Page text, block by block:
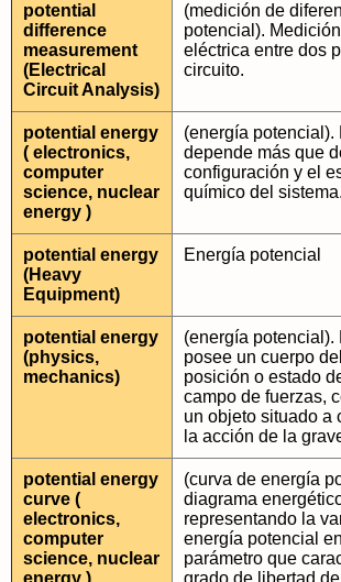
potential
difference
measurement
(Electrical
Circuit Analysis)
(medición de
potencial).
eléctrica entre dos
circuito.
potential energy
( electronics,
computer
science, nuclear
energy )
(energía potencial).
depende más que
configuración y el
químico del sistema.
potential energy
(Heavy
Equipment)
Energía potencial
potential energy
(physics,
mechanics)
(energía potencial).
posee un cuerpo
posición o estado
campo de fuerzas,
un objeto situado a
la acción de la
potential energy
curve (
electronics,
computer
science, nuclear
energy )
(curva de energía
diagrama
representando la
energía potencial
parámetro que
grado de libertad